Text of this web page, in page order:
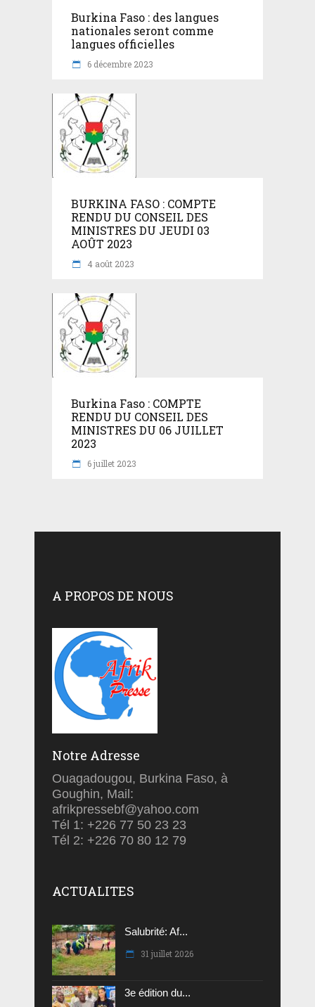
Burkina Faso : des langues
nationales seront comme
langues officielles
6 décembre 2023
BURKINA FASO : COMPTE
RENDU DU CONSEIL DES
MINISTRES DU JEUDI 03
AOÛT 2023
4 août 2023
Burkina Faso : COMPTE
RENDU DU CONSEIL DES
MINISTRES DU 06 JUILLET
2023
6 juillet 2023
A PROPOS DE NOUS
Notre Adresse
Ouagadougou, Burkina Faso, à
Goughin, Mail:
afrikpressebf@yahoo.com
Tél 1: +226 77 50 23 23
Tél 2: +226 70 80 12 79
ACTUALITES
Salubrité: Af...
31 juillet 2026
3e édition du...